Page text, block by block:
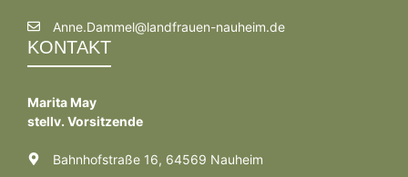
Anne.Dammel@landfrauen-nauheim.de
KONTAKT
Marita May
stellv. Vorsitzende
Bahnhofstraße 16, 64569 Nauheim